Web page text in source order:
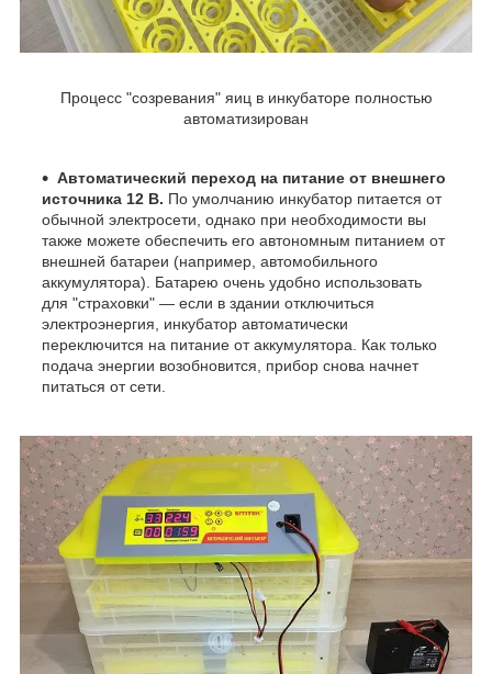
Процесс "созревания" яиц в инкубаторе полностью
автоматизирован
Автоматический переход на питание от внешнего
источника 12 В. По умолчанию инкубатор питается от
обычной электросети, однако при необходимости вы
также можете обеспечить его автономным питанием от
внешней батареи (например, автомобильного
аккумулятора). Батарею очень удобно использовать
для "страховки" — если в здании отключиться
электроэнергия, инкубатор автоматически
переключится на питание от аккумулятора. Как только
подача энергии возобновится, прибор снова начнет
питаться от сети.